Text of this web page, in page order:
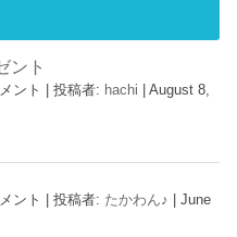
ント
ント |投稿者: hachi |August 8,
ント |投稿者: たかわん♪ |June